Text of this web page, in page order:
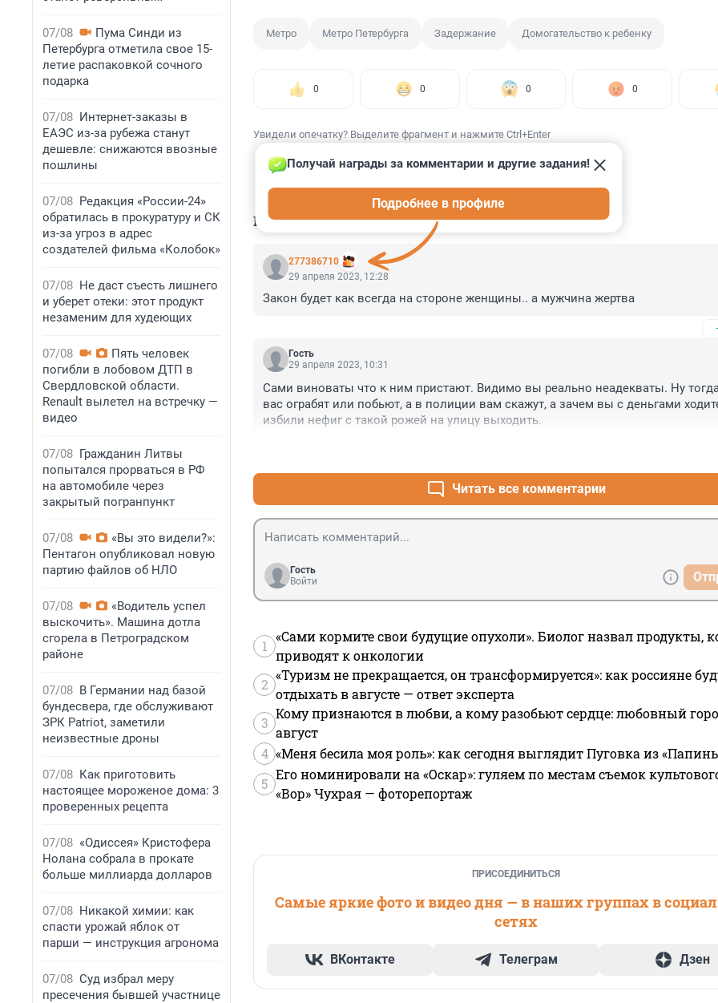
07/08
Пума Синди из
Петербурга отметила свое 15-
летие распаковкой сочного
подарка
07/08 Интернет-заказы в
ЕАЭС из-за рубежа станут
дешевле: снижаются ввозные
пошлины
07/08 Редакция «России-24»
обратилась в прокуратуру и СК
из-за угроз в адрес
создателей фильма «Колобок»
07/08 Не даст съесть лишнего
и уберет отеки: этот продукт
незаменим для худеющих
07/08
Пять человек
погибли в лобовом ДТП в
Свердловской области.
Renault вылетел на встречку —
видео
07/08 Гражданин Литвы
попытался прорваться в РФ
на автомобиле через
закрытый погранпункт
07/08
«Вы это видели?»:
Пентагон опубликовал новую
партию файлов об НЛО
07/08
«Водитель успел
выскочить». Машина дотла
сгорела в Петроградском
районе
07/08 В Германии над базой
бундесвера, где обслуживают
ЗРК Patriot, заметили
неизвестные дроны
07/08 Как приготовить
настоящее мороженое дома: 3
проверенных рецепта
07/08 «Одиссея» Кристофера
Нолана собрала в прокате
больше миллиарда долларов
07/08 Никакой химии: как
спасти урожай яблок от
парши — инструкция агронома
07/08 Суд избрал меру
пресечения бывшей участнице
Метро Метро Петербурга Задержание Домогательство к ребенку
0 0 0 0
Увидели опечатку? Выделите фрагмент и нажмите Ctrl+Enter
КОММЕНТАРИИ 39
277386710
Получай награды за комментарии и другие задания!
Подробнее в профиле
29 апреля 2023, 12:28
Закон будет как всегда на стороне женщины.. а мужчина жертва
Гость
29 апреля 2023, 10:31
Сами виноваты что к ним пристают. Видимо вы реально неадекваты. Ну
вас ограбят или побьют, а в полиции вам скажут, а зачем вы с деньгами
избили нефиг с такой рожей на улицу выходить.
Читать все комментарии
Гость
Войти
1
«Сами кормите свои будущие опухоли». Биолог назвал продукты,
приводят к онкологии
2
«Туризм не прекращается, он трансформируется»: как россияне
отдыхать в августе — ответ эксперта
3
Кому признаются в любви, а кому разобьют сердце: любовный
август
4 «Меня бесила моя роль»: как сегодня выглядит Пуговка из
5
Его номинировали на «Оскар»: гуляем по местам съемок
«Вор» Чухрая — фоторепортаж
ПРИСОЕДИНИТЬСЯ
Самые яркие фото и видео дня — в наших группах в
сетях
ВКонтакте Телеграм Дзен